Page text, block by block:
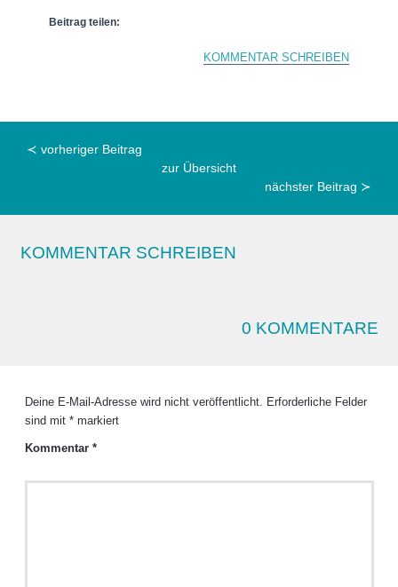
Beitrag teilen:
KOMMENTAR SCHREIBEN
≺ vorheriger Beitrag
zur Übersicht
nächster Beitrag ≻
KOMMENTAR SCHREIBEN
0 KOMMENTARE
Deine E-Mail-Adresse wird nicht veröffentlicht. Erforderliche Felder
sind mit *markiert
Kommentar *